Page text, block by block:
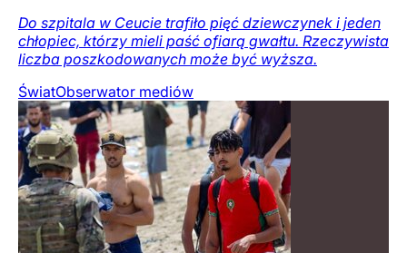
Do szpitala w Ceucie trafiło pięć dziewczynek i jeden
chłopiec, którzy mieli paść ofiarą gwałtu. Rzeczywista
liczba poszkodowanych może być wyższa.
ŚwiatObserwator mediów